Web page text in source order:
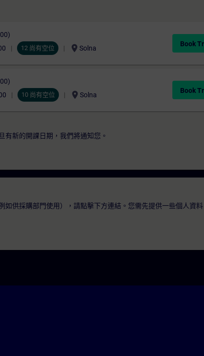
12 尚有空位 location_on Solna
Book
10 尚有空位 location_on Solna
Book
有新的開課日期，我們將通知您。
如供採購部門使用），請點擊下方連結。您需先提供一些個人資